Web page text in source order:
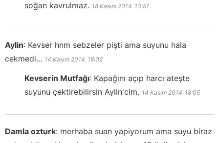
soğan kavrulmaz. 18 Kasım 2014 13:51
Aylin: Kevser hnm sebzeler pişti ama suyunu hala
cekmedi... 14 Kasım 2014 18:02
Kevserin Mutfağı: Kapağını açıp harcı ateşte
suyunu çektirebilirsin Aylin'cim. 14 Kasım 2014 18:05
Damla ozturk: merhaba suan yapiyorum ama suyu biraz